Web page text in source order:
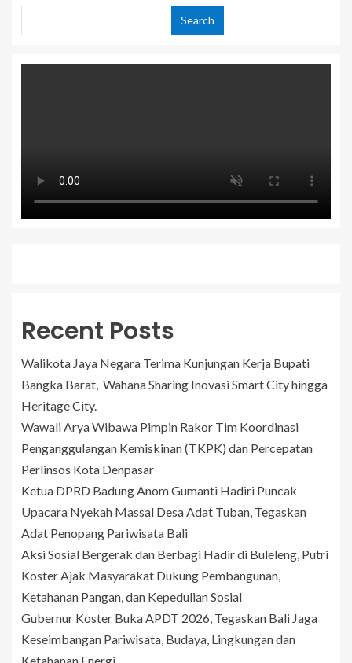
Search
Recent Posts
Walikota Jaya Negara Terima Kunjungan Kerja Bupati
Bangka Barat, Wahana Sharing Inovasi Smart City hingga
Heritage City.
Wawali Arya Wibawa Pimpin Rakor Tim Koordinasi
Penganggulangan Kemiskinan (TKPK) dan Percepatan
Perlinsos Kota Denpasar
Ketua DPRD Badung Anom Gumanti Hadiri Puncak
Upacara Nyekah Massal Desa Adat Tuban, Tegaskan
Adat Penopang Pariwisata Bali
Aksi Sosial Bergerak dan Berbagi Hadir di Buleleng, Putri
Koster Ajak Masyarakat Dukung Pembangunan,
Ketahanan Pangan, dan Kepedulian Sosial
Gubernur Koster Buka APDT 2026, Tegaskan Bali Jaga
Keseimbangan Pariwisata, Budaya, Lingkungan dan